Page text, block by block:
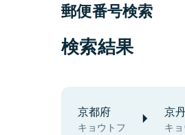
郵便番号検索
検索結果
京都府
キョウトフ
京
キ